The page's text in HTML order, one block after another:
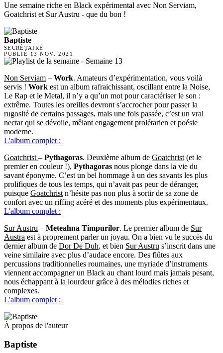
Une semaine riche en Black expérimental avec Non Serviam,
Goatchrist et Sur Austru - que du bon !
Baptiste
SECRÉTAIRE
PUBLIÉ 13 NOV. 2021
Non Serviam – Work. Amateurs d’expérimentation, vous voilà
servis ! Work est un album rafraichissant, oscillant entre la Noise,
Le Rap et le Metal, il n’y a qu’un mot pour caractériser le son :
extrême. Toutes les oreilles devront s’accrocher pour passer la
rugosité de certains passages, mais une fois passée, c’est un vrai
nectar qui se dévoile, mêlant engagement prolétarien et poésie
moderne.
L'album complet :
Goatchrist – Pythagoras. Deuxième album de Goatchrist (et le
premier en couleur !), Pythagoras nous plonge dans la vie du
savant éponyme. C’est un bel hommage à un des savants les plus
prolifiques de tous les temps, qui n’avait pas peur de déranger,
puisque Goatchrist n’hésite pas non plus à sortir de sa zone de
confort avec un riffing acéré et des moments plus expérimentaux.
L'album complet :
Sur Austru – Meteahna Timpurilor. Le premier album de Sur
Austra est à proprement parler un joyau. On a bien vu le succès du
dernier album de Dor De Duh, et bien Sur Austru s’inscrit dans une
veine similaire avec plus d’audace encore. Des flûtes aux
percussions traditionnelles roumaines, une myriade d’instruments
viennent accompagner un Black au chant lourd mais jamais pesant,
nous échappant à la lourdeur grâce à des mélodies riches et
complexes.
L'album complet :
À propos de l'auteur
Baptiste